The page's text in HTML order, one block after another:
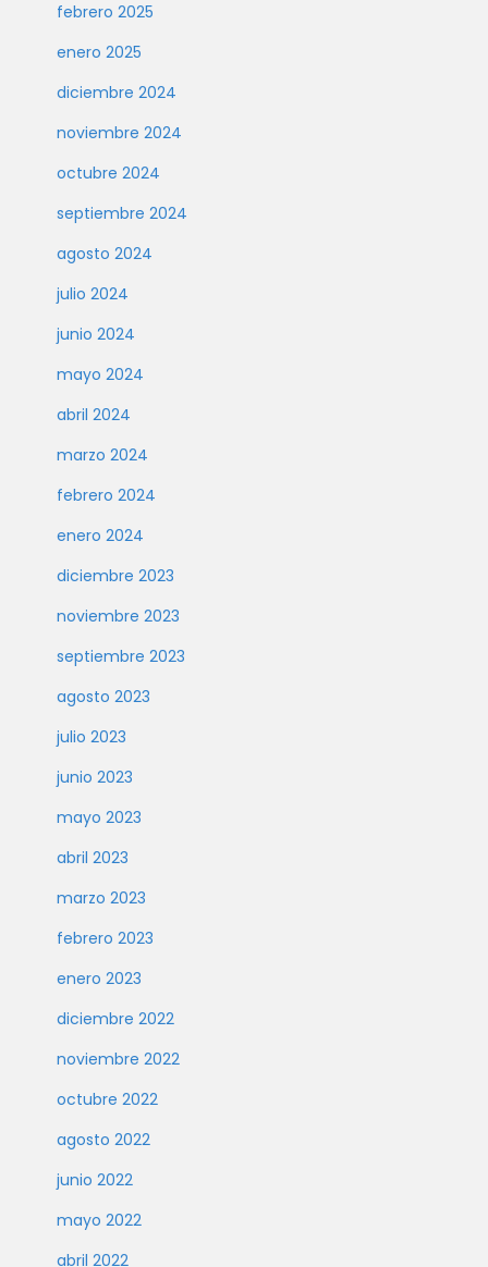
febrero 2025
enero 2025
diciembre 2024
noviembre 2024
octubre 2024
septiembre 2024
agosto 2024
julio 2024
junio 2024
mayo 2024
abril 2024
marzo 2024
febrero 2024
enero 2024
diciembre 2023
noviembre 2023
septiembre 2023
agosto 2023
julio 2023
junio 2023
mayo 2023
abril 2023
marzo 2023
febrero 2023
enero 2023
diciembre 2022
noviembre 2022
octubre 2022
agosto 2022
junio 2022
mayo 2022
abril 2022